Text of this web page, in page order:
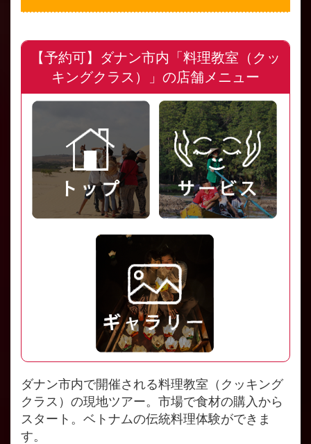
【予約可】ダナン市内「料理教室（クッ
キングクラス）」の店舗メニュー
ダナン市内で開催される料理教室（クッキング
クラス）の現地ツアー。市場で食材の購入から
スタート。ベトナムの伝統料理体験ができま
す。